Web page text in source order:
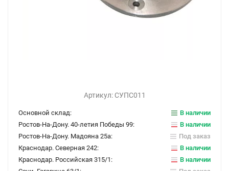
Артикул: СУПС011
Основной склад:
В наличии
Ростов-На-Дону. 40-летия Победы 99:
В наличии
Ростов-На-Дону. Мадояна 25а:
Под заказ
Краснодар. Северная 242:
В наличии
Краснодар. Российская 315/1:
В наличии